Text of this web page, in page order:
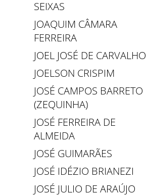
SEIXAS
JOAQUIM CÂMARA
FERREIRA
JOEL JOSÉ DE CARVALHO
JOELSON CRISPIM
JOSÉ CAMPOS BARRETO
(ZEQUINHA)
JOSÉ FERREIRA DE
ALMEIDA
JOSÉ GUIMARÃES
JOSÉ IDÉZIO BRIANEZI
JOSÉ JULIO DE ARAÚJO